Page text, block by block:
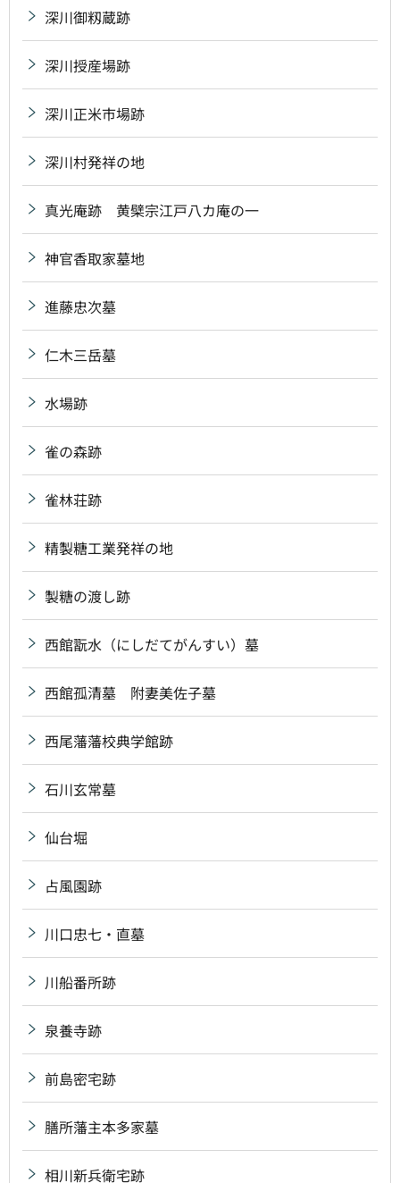
深川御籾蔵跡
深川授産場跡
深川正米市場跡
深川村発祥の地
真光庵跡 黄檗宗江戸八カ庵の一
神官香取家墓地
進藤忠次墓
仁木三岳墓
水場跡
雀の森跡
雀林荘跡
精製糖工業発祥の地
製糖の渡し跡
西館翫水（にしだてがんすい）墓
西館孤清墓 附妻美佐子墓
西尾藩藩校典学館跡
石川玄常墓
仙台堀
占風園跡
川口忠七・直墓
川船番所跡
泉養寺跡
前島密宅跡
膳所藩主本多家墓
相川新兵衛宅跡